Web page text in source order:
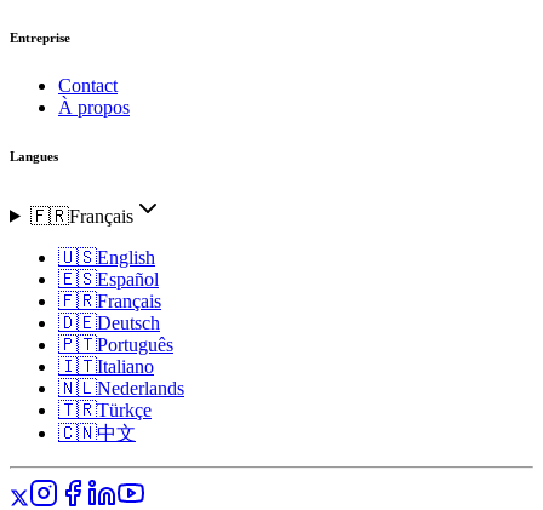
Entreprise
Contact
À propos
Langues
🇫🇷Français
🇺🇸English
🇪🇸Español
🇫🇷Français
🇩🇪Deutsch
🇵🇹Português
🇮🇹Italiano
🇳🇱Nederlands
🇹🇷Türkçe
🇨🇳中文